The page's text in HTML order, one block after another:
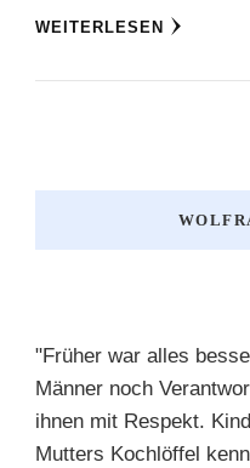
WEITERLESEN
"Früher war alles
Männer noch
ihnen mit Respekt.
Mutters Kochlöffel